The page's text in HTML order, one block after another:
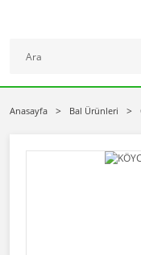
Anasayfa Bal Ürünleri